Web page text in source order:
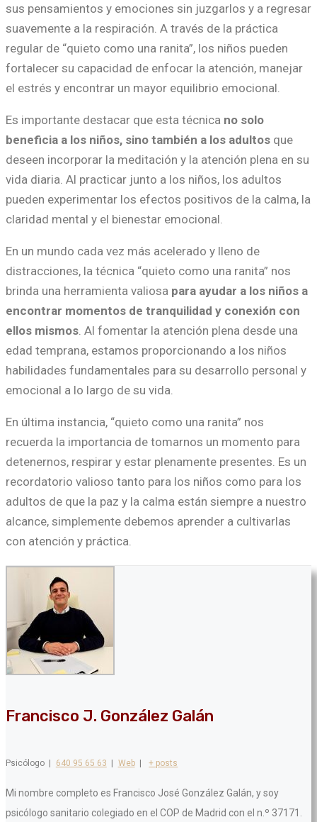
sus pensamientos y emociones sin juzgarlos y a regresar
suavemente a la respiración. A través de la práctica
regular de “quieto como una ranita”, los niños pueden
fortalecer su capacidad de enfocar la atención, manejar
el estrés y encontrar un mayor equilibrio emocional.
Es importante destacar que esta técnica no solo
beneficia a los niños, sino también a los adultos que
deseen incorporar la meditación y la atención plena en su
vida diaria. Al practicar junto a los niños, los adultos
pueden experimentar los efectos positivos de la calma, la
claridad mental y el bienestar emocional.
En un mundo cada vez más acelerado y lleno de
distracciones, la técnica “quieto como una ranita” nos
brinda una herramienta valiosa para ayudar a los niños a
encontrar momentos de tranquilidad y conexión con
ellos mismos. Al fomentar la atención plena desde una
edad temprana, estamos proporcionando a los niños
habilidades fundamentales para su desarrollo personal y
emocional a lo largo de su vida.
En última instancia, “quieto como una ranita” nos
recuerda la importancia de tomarnos un momento para
detenernos, respirar y estar plenamente presentes. Es un
recordatorio valioso tanto para los niños como para los
adultos de que la paz y la calma están siempre a nuestro
alcance, simplemente debemos aprender a cultivarlas
con atención y práctica.
Francisco J. González Galán
Psicólogo | 640 95 65 63 | Web | + posts
Mi nombre completo es Francisco José González Galán, y soy
psicólogo sanitario colegiado en el COP de Madrid con el n.º 37171.